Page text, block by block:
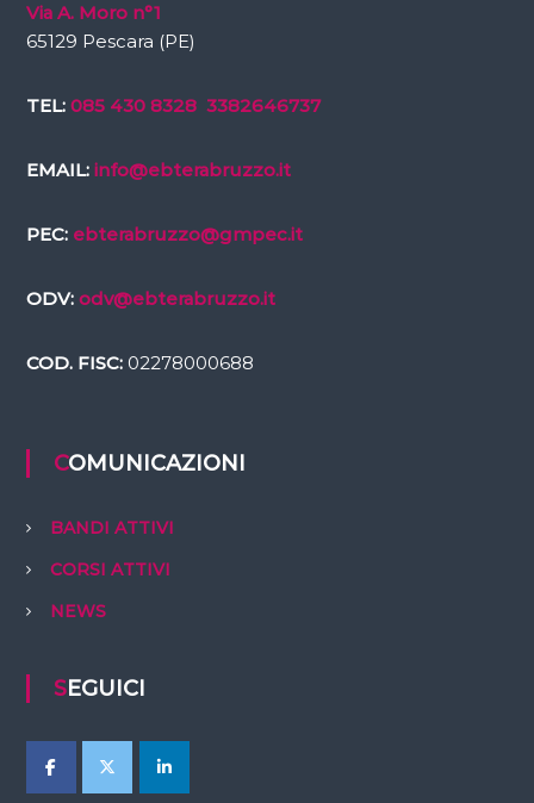
Via A. Moro n°1
65129 Pescara (PE)
TEL: 085 430 8328 3382646737
EMAIL: info@ebterabruzzo.it
PEC: ebterabruzzo@gmpec.it
ODV: odv@ebterabruzzo.it
COD. FISC:02278000688
COMUNICAZIONI
BANDI ATTIVI
CORSI ATTIVI
NEWS
SEGUICI